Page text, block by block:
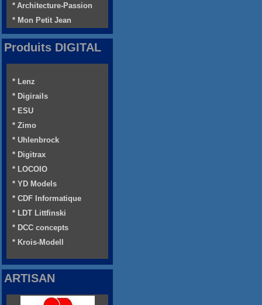
* Architecture-Passion
* Mon Petit Jean
Produits DIGITAL
* Lenz
* Digirails
* ESU
* Zimo
* Uhlenbrock
* Digitrax
* LOCOIO
* YD Models
* CDF Informatique
* LDT Littfinski
* DCC concepts
* Krois-Modell
ARTISAN